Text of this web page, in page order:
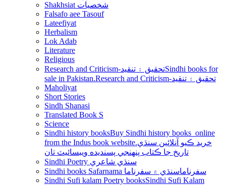
Shakhsiat شخصيات
Falsafo aee Tasouf
Lateefiyat
Herbalism
Lok Adab
Literature
Religious
Research and Criticism-تحقيق ۽ تنقيدSindhi books for
sale in Pakistan.Research and Criticism-تحقيق ۽ تنقيد
Maholiyat
Short Stories
Sindh Shanasi
Translated Book S
Science
Sindhi history booksBuy Sindhi history books online
from the Indus book website.خريد ڪيو آنلائين سنڌي
تاريخ جا ڪتاب پنھنجي پسنديده ويبسائيٽ تان
Sindhi Poetry سنڌي شاعري
Sindhi books Safarnama سفرناماسنڌي ۾ سفرناما
Sindhi Sufi kalam Poetry booksSindhi Sufi Kalam